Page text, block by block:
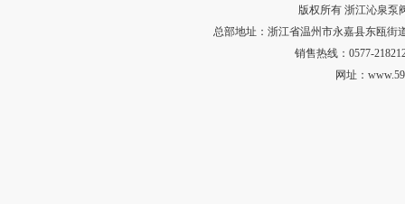
版权所有 浙江沁泉泵
总部地址：浙江省温州市永嘉县东瓯街
销售热线：0577-
网址：